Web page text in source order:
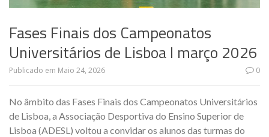
Fases Finais dos Campeonatos
Universitários de Lisboa I março 2026
Publicado em Maio 24, 2026 0
No âmbito das Fases Finais dos Campeonatos Universitários
de Lisboa, a Associação Desportiva do Ensino Superior de
Lisboa (ADESL) voltou a convidar os alunos das turmas do